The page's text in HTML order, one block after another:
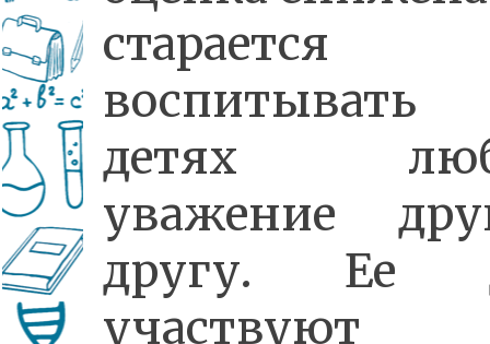
старается
детях
уважение
другу. Ее